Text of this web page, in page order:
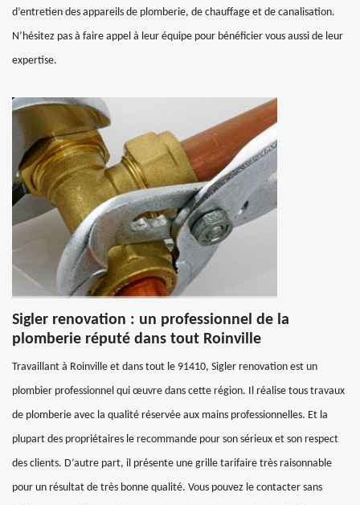
d’entretien des appareils de plomberie, de chauffage et de canalisation.
N’hésitez pas à faire appel à leur équipe pour bénéficier vous aussi de leur
expertise.
Sigler renovation : un professionnel de la
plomberie réputé dans tout Roinville
Travaillant à Roinville et dans tout le 91410, Sigler renovation est un
plombier professionnel qui œuvre dans cette région. Il réalise tous travaux
de plomberie avec la qualité réservée aux mains professionnelles. Et la
plupart des propriétaires le recommande pour son sérieux et son respect
des clients. D’autre part, il présente une grille tarifaire très raisonnable
pour un résultat de très bonne qualité. Vous pouvez le contacter sans